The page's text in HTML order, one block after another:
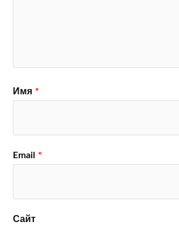
Имя *
Email *
Сайт